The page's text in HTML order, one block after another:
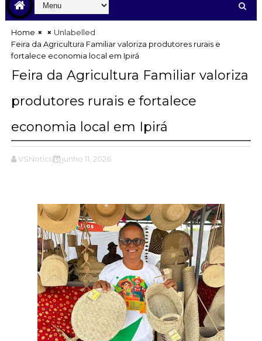
Home
Unlabelled
Feira da Agricultura Familiar valoriza produtores rurais e
fortalece economia local em Ipirá
Feira da Agricultura Familiar valoriza
produtores rurais e fortalece
economia local em Ipirá
VSNotícias junho 11, 2026